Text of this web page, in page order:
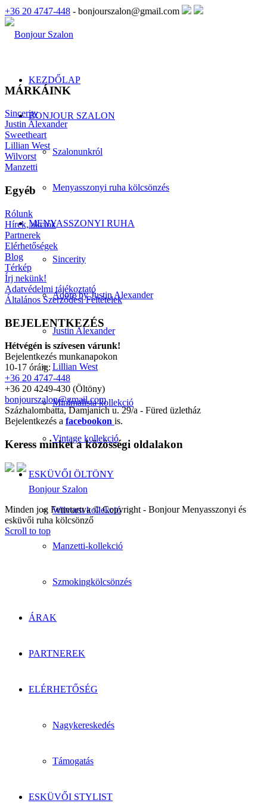
+36 20 4747-448 - bonjourszalon@gmail.com
KEZDŐLAP
BONJOUR SZALON
Szalonunkról
Menyasszonyi ruha kölcsönzés
MENYASSZONYI RUHA
Sincerity
Adore by Justin Alexander
Justin Alexander
Lillian West
Minimalista kollekció
Vintage kollekció
ESKÜVŐI ÖLTÖNY
Wilvorst kollekció
Manzetti-kollekció
Szmokingkölcsönzés
ÁRAK
PARTNEREK
ELÉRHETŐSÉG
Nagykereskedés
Támogatás
ESKÜVŐI STYLIST
MÁRKÁINK
Sincerity
Justin Alexander
Sweetheart
Lillian West
Wilvorst
Manzetti
Egyéb
Rólunk
Hírek, akciók
Partnerek
Elérhetőségek
Blog
Térkép
Írj nekünk!
Adatvédelmi tájékoztató
Általános Szerződési Feltételek
BEJELENTKEZÉS
Hétvégén is szívesen várunk!
Bejelentkezés munkanapokon
10-17 óráig:
+36 20 4747-448
+36 20 4249-430 (Öltöny)
bonjourszalon@gmail.com
Százhalombatta, Damjanich u. 29/a - Füred üzletház
Bejelentkezés a facebookon is.
Keress minket a közösségi oldalakon
Bonjour Szalon
Minden jog Fenntartva © Copyright - Bonjour Menyasszonyi és
esküvői ruha kölcsönző
Scroll to top